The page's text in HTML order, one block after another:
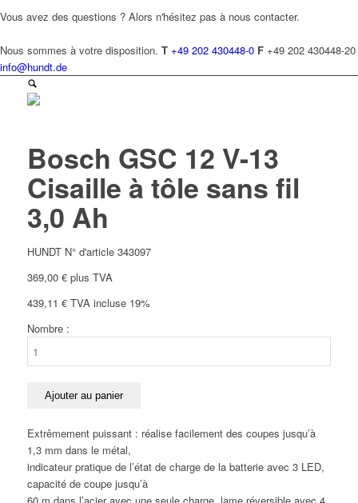
Vous avez des questions ? Alors n'hésitez pas à nous contacter.
Nous sommes à votre disposition. T +49 202 430448-0 F +49 202 430448-20
info@hundt.de
Bosch GSC 12 V-13
Cisaille à tôle sans fil
3,0 Ah
HUNDT N° d'article 343097
369,00 €plus TVA
439,11 €TVA incluse 19%
Nombre :
GSC
V-
13
Cisaille
tôle
Ajouter au panier
Extrêmement puissant : réalise facilement des coupes jusqu’à
1,3 mm dans le métal,
indicateur pratique de l’état de charge de la batterie avec 3 LED,
capacité de coupe jusqu’à